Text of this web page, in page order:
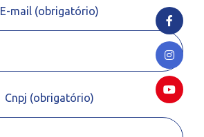
E-mail (obrigatório)
Cnpj (obrigatório)